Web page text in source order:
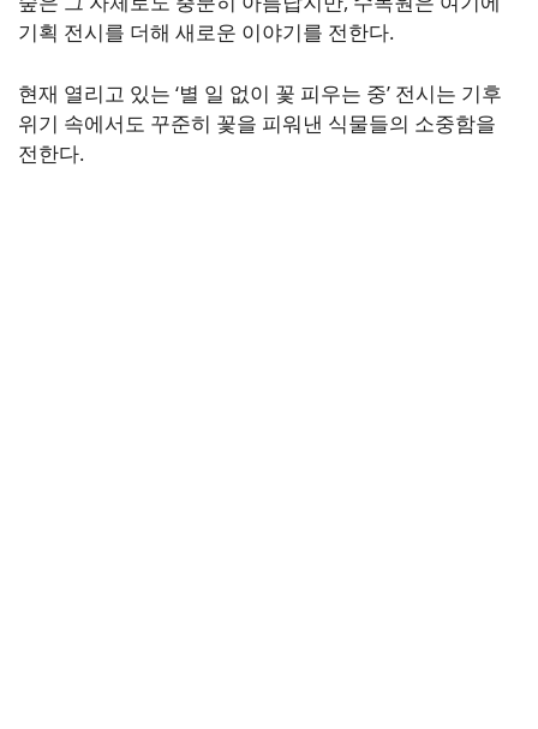
기획 전시를 더해 새로운 이야기를 전한다.
현재 열리고 있는 ‘별 일 없이 꽃 피우는 중’ 전시는 기후
위기 속에서도 꾸준히 꽃을 피워낸 식물들의 소중함을
전한다.